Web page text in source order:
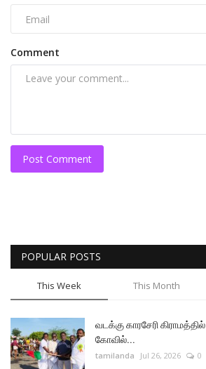
Comment
Post Comment
POPULAR POSTS
This Week This Month
வடக்கு காரசேரி
கோவில்...
tamilanda Jul 26, 2026 0